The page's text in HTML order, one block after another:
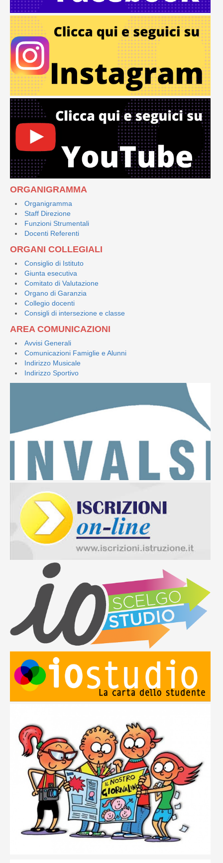
ORGANIGRAMMA
Organigramma
Staff Direzione
Funzioni Strumentali
Docenti Referenti
ORGANI COLLEGIALI
Consiglio di Istituto
Giunta esecutiva
Comitato di Valutazione
Organo di Garanzia
Collegio docenti
Consigli di intersezione e classe
AREA COMUNICAZIONI
Avvisi Generali
Comunicazioni Famiglie e Alunni
Indirizzo Musicale
Indirizzo Sportivo